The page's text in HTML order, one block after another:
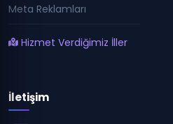
Meta Reklamları
Hizmet Verdiğimiz İller
İletişim